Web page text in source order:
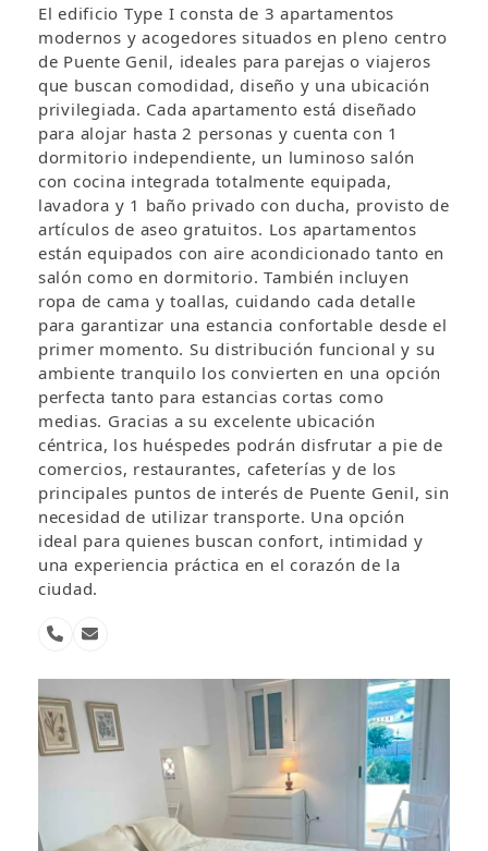
El edificio Type I consta de 3 apartamentos
modernos y acogedores situados en pleno centro
de Puente Genil, ideales para parejas o viajeros
que buscan comodidad, diseño y una ubicación
privilegiada. Cada apartamento está diseñado
para alojar hasta 2 personas y cuenta con 1
dormitorio independiente, un luminoso salón
con cocina integrada totalmente equipada,
lavadora y 1 baño privado con ducha, provisto de
artículos de aseo gratuitos. Los apartamentos
están equipados con aire acondicionado tanto en
salón como en dormitorio. También incluyen
ropa de cama y toallas, cuidando cada detalle
para garantizar una estancia confortable desde el
primer momento. Su distribución funcional y su
ambiente tranquilo los convierten en una opción
perfecta tanto para estancias cortas como
medias. Gracias a su excelente ubicación
céntrica, los huéspedes podrán disfrutar a pie de
comercios, restaurantes, cafeterías y de los
principales puntos de interés de Puente Genil, sin
necesidad de utilizar transporte. Una opción
ideal para quienes buscan confort, intimidad y
una experiencia práctica en el corazón de la
ciudad.
NúmeroCorreo